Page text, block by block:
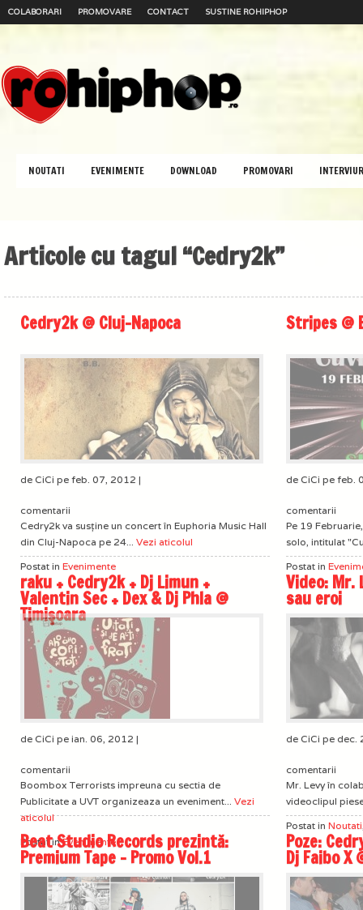
COLABORARI PROMOVARE CONTACT SUSTINE ROHIPHOP
NOUTATI EVENIMENTE DOWNLOAD PROMOVARI
Articole cu tagul “Cedry2k”
Cedry2k @ Cluj-Napoca
de CiCi pe feb. 07, 2012 |
comentarii
Cedry2k va susţine un concert în Euphoria Music Hall
din Cluj-Napoca pe 24... Vezi aticolul
Postat in Evenimente
Stripes @
de CiCi pe feb.
comentarii
Pe 19
solo, intitulat
Postat in
raku + Cedry2k + Dj Limun +
Valentin Sec + Dex & Dj Phla @
Timişoara
de CiCi pe ian. 06, 2012 |
comentarii
Boombox Terrorists impreuna cu sectia de
Publicitate a UVT organizeaza un eveniment... Vezi
aticolul
Postat inEvenimente
Video: Mr.
sau eroi
de CiCi pe dec.
comentarii
Mr. Levy în
videoclipul
Postat in Noutati
Beat Studio Records prezintă:
Premium Tape – Promo Vol.1
Poze:
Dj Faibo X